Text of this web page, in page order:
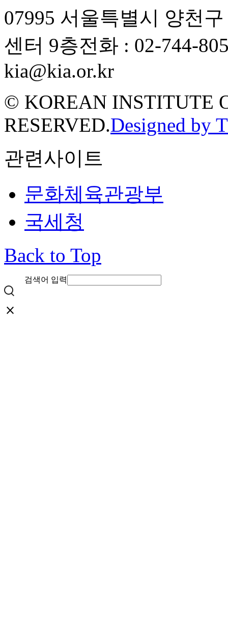
07995 서울특별시 양천
센터 9층전화 : 02-744-
kia@kia.or.kr
© KOREAN INSTITUTE
RESERVED.Designed by
관련사이트
문화체육관광부
국세청
Back to Top
검색어 입력
close